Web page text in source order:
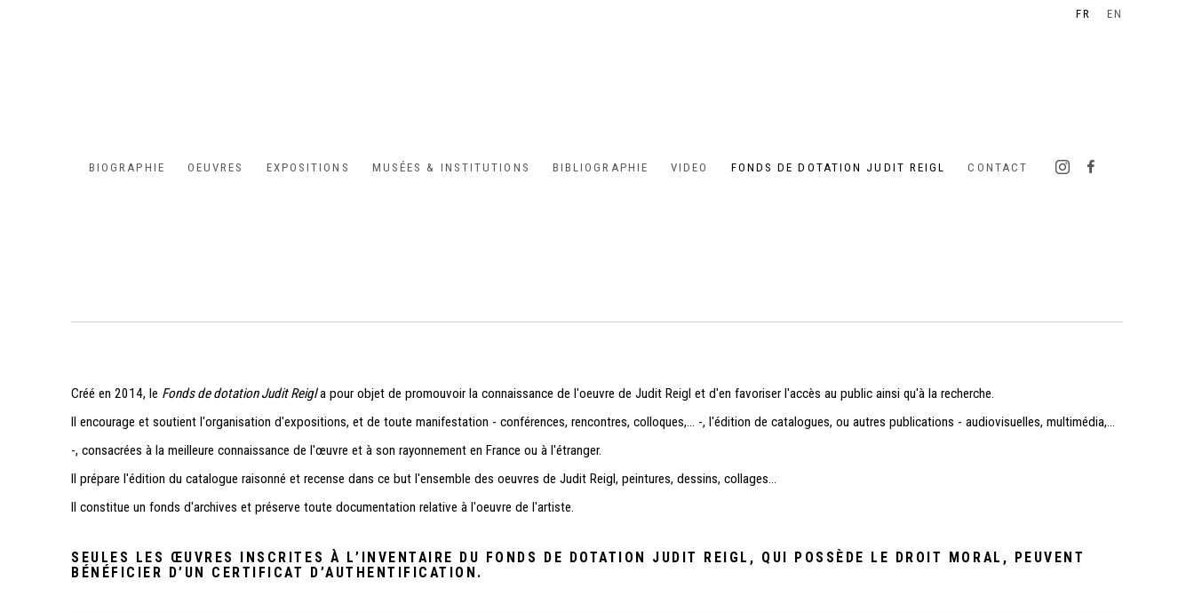
BIOGRAPHIE OEUVRES EXPOSITIONS MUSÉES & INSTITUTIONS BIBLIOGRAPHIE VIDEO FONDS DE DOTATION JUDIT REIGL CONTACT
FR EN
Créé en 2014, le Fonds de dotation Judit Reigla pour objet de promouvoir la connaissance de l'oeuvre de Judit Reigl et d'en favoriser l'accès au public ainsi qu'à la recherche.
Il encourage et soutient l'organisation d'expositions, et de toute manifestation - conférences, rencontres, colloques,... -, l'édition de catalogues, ou autres publications - audiovisuelles, multimédia,...
-, consacrées à la meilleure connaissance de l'œuvre et à son rayonnement en France ou à l'étranger.
Il prépare l'édition du catalogue raisonné et recense dans ce but l'ensemble des oeuvres de Judit Reigl, peintures, dessins, collages...
Il constitue un fonds d'archives et préserve toute documentation relative à l'oeuvre de l'artiste.
SEULES LES ŒUVRES INSCRITES À L’INVENTAIRE DU FONDS DE DOTATION JUDIT REIGL, QUI POSSÈDE LE DROIT MORAL, PEUVENT
BÉNÉFICIER D’UN CERTIFICAT D’AUTHENTIFICATION.